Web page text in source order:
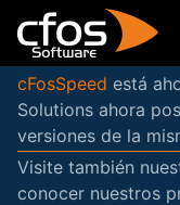
cFosSpeed está
Solutions ahora
versiones de la
Visite también
conocer nuestros